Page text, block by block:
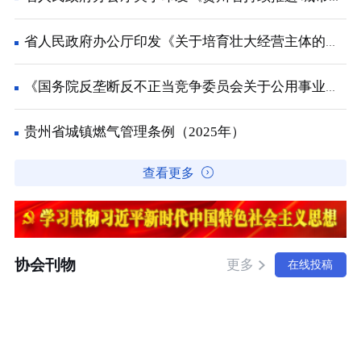
省人民政府办公厅印发《关于培育壮大经营主体的若干政策措施》的通知
《国务院反垄断反不正当竞争委员会关于公用事业领域的反垄断指南》解读
贵州省城镇燃气管理条例（2025年）
查看更多
协会刊物 更多 在线投稿